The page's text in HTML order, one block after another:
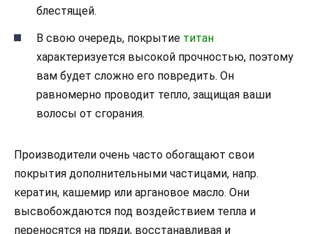
блестящей.
В свою очередь, покрытие титан
характеризуется высокой прочностью, поэтому
вам будет сложно его повредить. Он
равномерно проводит тепло, защищая ваши
волосы от сгорания.
Производители очень часто обогащают свои
покрытия дополнительными частицами, напр.
кератин, кашемир или аргановое масло. Они
высвобождаются под воздействием тепла и
переносятся на пряди, восстанавливая и